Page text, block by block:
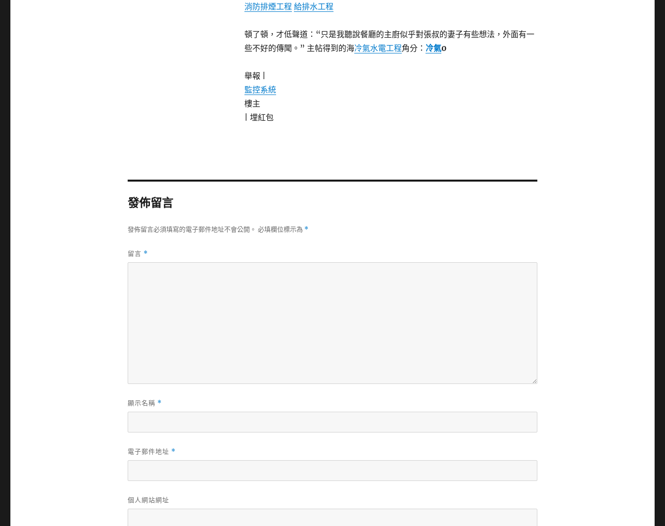
消防排煙工程 給排水工程
頓了頓，才低聲道：“只是我聽說餐廳的主廚似乎對張叔的妻子有些想法，外面有一
些不好的傳聞。” 主帖得到的海冷氣水電工程角分： 冷氣0
舉報 |
監控系統
樓主
|埋紅包
發佈留言
發佈留言必須填寫的電子郵件地址不會公開。 必填欄位標示為 *
留言 *
顯示名稱 *
電子郵件地址 *
個人網站網址